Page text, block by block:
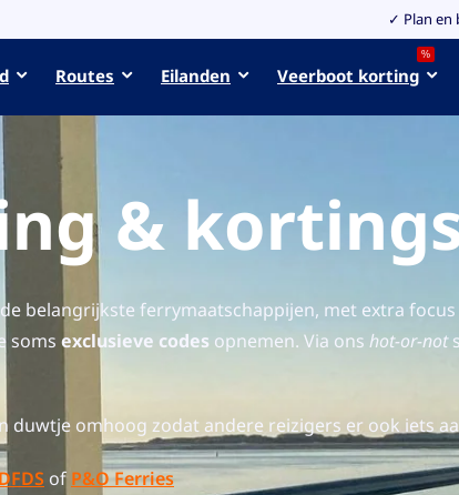
✓ Plan en
Routes Eilanden
%
Veerboot korting
&
belangrijkste ferrymaatschappijen, met extra
soms exclusieve codes opnemen. Via ons hot-or-not
duwtje omhoog zodat andere reizigers er ook iets
of P&O Ferries